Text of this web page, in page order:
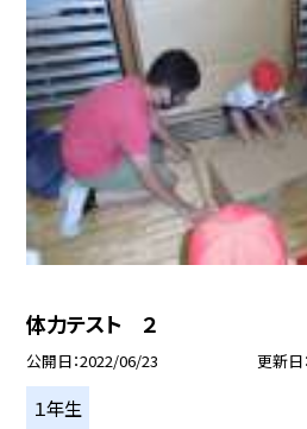
体力テスト ２
公開日 2022/06/23 更新日
１年生